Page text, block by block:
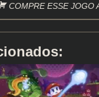
COMPRE ESSE JOGO